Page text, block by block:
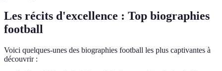
Les récits d'excellence : Top biographies
football
Voici quelques-unes des biographies football les plus captivantes à
découvrir :